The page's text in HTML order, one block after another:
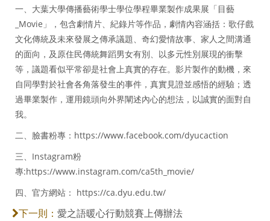
一、大葉大學傳播藝術學士學位學程畢業製作成果展「目藝
_Movie」，包含劇情片、紀錄片等作品，劇情內容涵括：歌仔戲
文化傳統及未來發展之傳承議題、奇幻愛情故事、家人之間溝通
的面向，及原住民傳統舞蹈男女有別、以多元性別展現的衝擊
等，議題看似平常卻是社會上真實的存在。影片製作的動機，來
自同學對於社會各角落發生的事件，真實見證並感悟的經驗；透
過畢業製作，運用鏡頭向外界闡述內心的想法，以誠實的面對自
我。
二、臉書粉專：https://www.facebook.com/dyucaction
三、Instagram粉
專:https://www.instagram.com/ca5th_movie/
四、官方網站： https://ca.dyu.edu.tw/
下一則： 愛之語暖心行動競賽上傳辦法